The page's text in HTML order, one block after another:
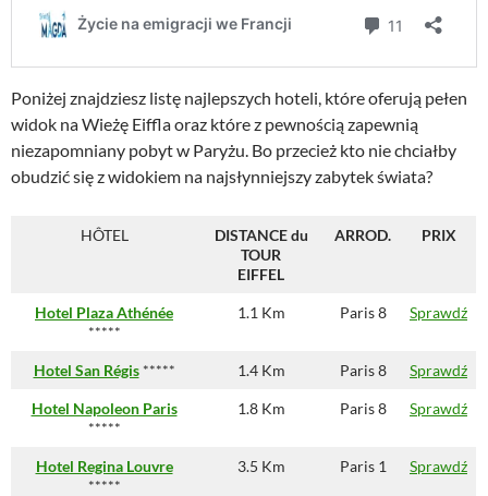
Poniżej znajdziesz listę najlepszych hoteli, które oferują pełen
widok na Wieżę Eiffla oraz które z pewnością zapewnią
niezapomniany pobyt w Paryżu. Bo przecież kto nie chciałby
obudzić się z widokiem na najsłynniejszy zabytek świata?
HÔTEL
DISTANCE du
TOUR
EIFFEL
ARROD. PRIX
Hotel Plaza Athénée
*****
1.1 Km Paris 8 Sprawdź
Hotel San Régis***** 1.4 Km Paris 8 Sprawdź
Hotel Napoleon Paris
*****
1.8 Km Paris 8 Sprawdź
Hotel Regina Louvre
*****
3.5 Km Paris 1 Sprawdź